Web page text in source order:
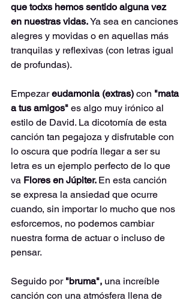
que todxs hemos sentido alguna vez
en nuestras vidas. Ya sea en canciones
alegres y movidas o en aquellas más
tranquilas y reflexivas (con letras igual
de profundas).
Empezar eudamonia (extras) con "mata
a tus amigos" es algo muy irónico al
estilo de David. La dicotomía de esta
canción tan pegajoza y disfrutable con
lo oscura que podría llegar a ser su
letra es un ejemplo perfecto de lo que
va Flores en Júpiter. En esta canción
se expresa la ansiedad que ocurre
cuando, sin importar lo mucho que nos
esforcemos, no podemos cambiar
nuestra forma de actuar o incluso de
pensar.
Seguido por "bruma", una increíble
canción con una atmósfera llena de